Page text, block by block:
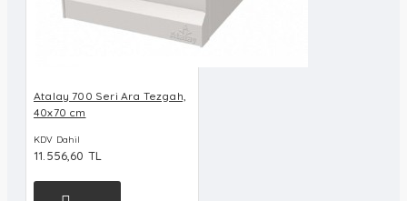
Atalay 700 Seri Ara Tezgah,
40x70 cm
KDV Dahil
11.556,60 TL